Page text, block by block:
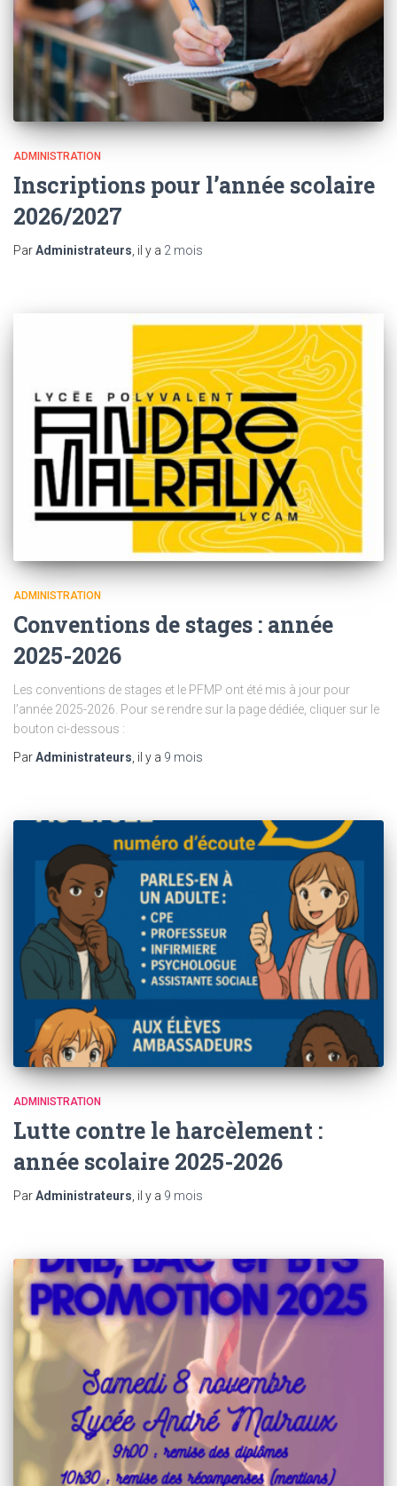
ADMINISTRATION
Inscriptions pour l’année scolaire
2026/2027
ParAdministrateurs , il y a 2 mois
ADMINISTRATION
Conventions de stages : année
2025-2026
Les conventions de stages et le PFMP ont été mis à jour pour
l’année 2025-2026. Pour se rendre sur la page dédiée, cliquer sur le
bouton ci-dessous :
ParAdministrateurs , il y a 9 mois
ADMINISTRATION
Lutte contre le harcèlement :
année scolaire 2025-2026
ParAdministrateurs, il y a 9 mois